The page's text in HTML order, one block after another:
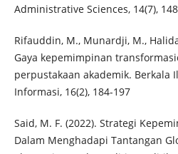
Administrative Sciences, 14(7),
Rifauddin, M., Munardji, M.,
Gaya kepemimpinan
perpustakaan akademik. Berkala
Informasi, 16(2), 184-197
Said, M. F. (2022). Strategi
Dalam Menghadapi Tantangan